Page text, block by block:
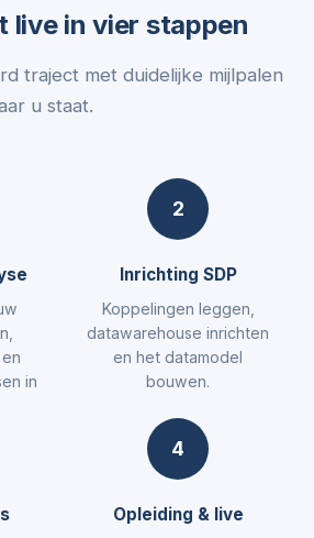
live in vier stappen
traject met duidelijke mijlpalen
u staat.
in
2
Inrichting SDP
Koppelingen leggen,
datawarehouse inrichten
en het datamodel
bouwen.
4
Opleiding & live